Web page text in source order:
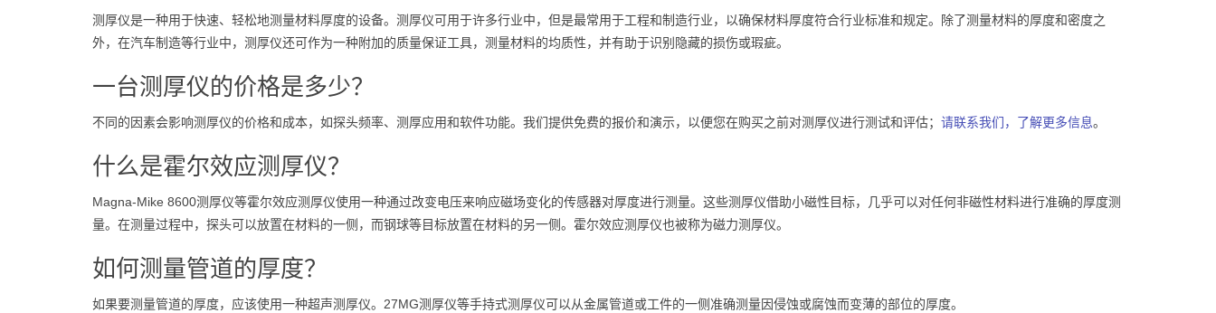
测厚仪是一种用于快速、轻松地测量材料厚度的设备。测厚仪可用于许多行业中，但是最常用于工程和制造行业，以确保材料厚度符合行业标准和规定。除了测量材料的厚度和密度之
外，在汽车制造等行业中，测厚仪还可作为一种附加的质量保证工具，测量材料的均质性，并有助于识别隐藏的损伤或瑕疵。
一台测厚仪的价格是多少？
不同的因素会影响测厚仪的价格和成本，如探头频率、测厚应用和软件功能。我们提供免费的报价和演示，以便您在购买之前对测厚仪进行测试和评估； 请联系我们，了解更多信息。
什么是霍尔效应测厚仪？
Magna-Mike 8600测厚仪等霍尔效应测厚仪使用一种通过改变电压来响应磁场变化的传感器对厚度进行测量。这些测厚仪借助小磁性目标，几乎可以对任何非磁性材料进行准确的厚度测
量。在测量过程中，探头可以放置在材料的一侧，而钢球等目标放置在材料的另一侧。霍尔效应测厚仪也被称为磁力测厚仪。
如何测量管道的厚度？
如果要测量管道的厚度，应该使用一种超声测厚仪。27MG测厚仪等手持式测厚仪可以从金属管道或工件的一侧准确测量因侵蚀或腐蚀而变薄的部位的厚度。